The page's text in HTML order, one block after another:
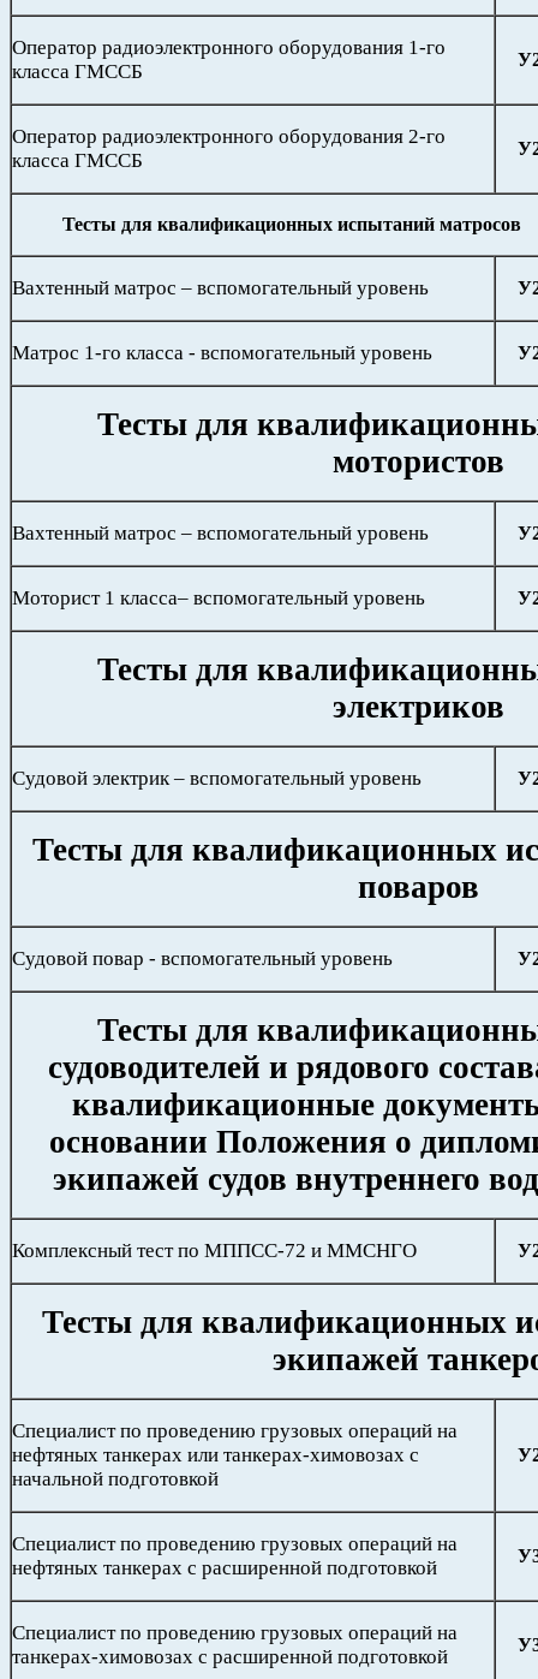
Оператор радиоэлектронного оборудования 1-го
класса ГМССБ
Оператор радиоэлектронного оборудования 2-го
класса ГМССБ
Тесты для квалификационных испытаний матросов
Вахтенный матрос – вспомогательный уровень
Матрос 1-го класса - вспомогательный уровень
Тесты для
мотористов
Вахтенный матрос – вспомогательный уровень
Моторист 1 класса– вспомогательный уровень
Тесты для
электриков
Судовой электрик – вспомогательный уровень
Тесты для квалификационных
поваров
Судовой повар - вспомогательный уровень
Тесты для
судоводителей и рядового
квалификационные
основании Положения о
экипажей судов внутреннего
Комплексный тест по МППСС-72 и ММСНГО
Тесты для квалификационных
экипажей
Специалист по проведению грузовых операций на
нефтяных танкерах или танкерах-химовозах с
начальной подготовкой
Специалист по проведению грузовых операций на
нефтяных танкерах с расширенной подготовкой
Специалист по проведению грузовых операций на
танкерах-химовозах с расширенной подготовкой